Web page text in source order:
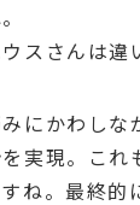
スさんは違
にかわしな
実現。これ
ね。最終的